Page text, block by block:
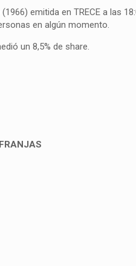
emitida en TRECE a las
en algún momento.
un 8,5% de share.